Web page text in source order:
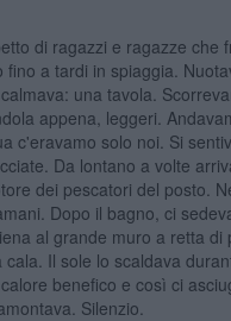
di ragazzi e ragazze che
fino a tardi in spiaggia.
una tavola.
appena, leggeri.
c'eravamo solo noi. Si
Da lontano a volte
dei pescatori del posto.
Dopo il bagno, ci
al grande muro a retta di
cala. Il sole lo scaldava
benefico e così ci
Silenzio.